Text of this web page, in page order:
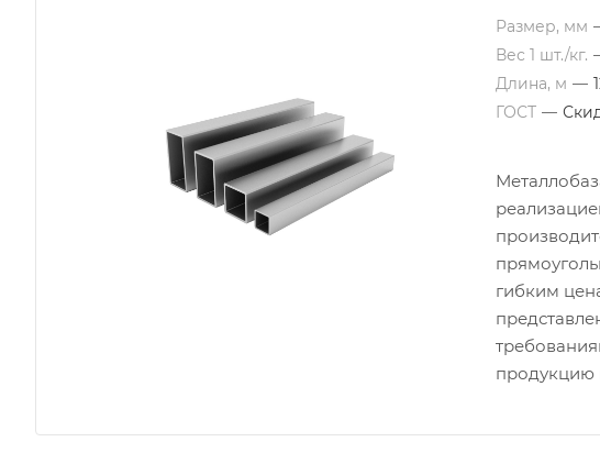
Размер, мм
Вес 1 шт./кг.
Длина, м —
ГОСТ —
гибким
продукцию